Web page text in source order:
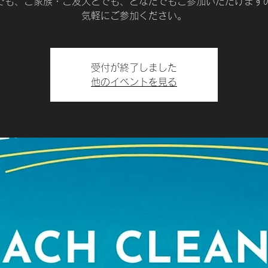
気軽にご参加ください。
受付が終了しました
他のイベントを見る